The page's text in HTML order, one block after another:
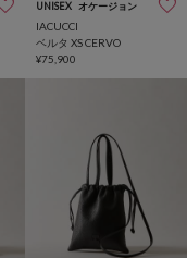
UNISEX オケージョン
IACUCCI
ベルタ XS CERVO
¥75,900